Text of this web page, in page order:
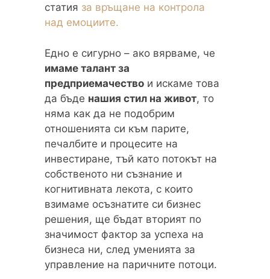
статия за връщане на контрола
над емоциите.
Едно е сигурно – ако вярваме, че
имаме талант за
предприемачество и искаме това
да бъде нашия стил на живот, то
няма как да не подобрим
отношенията си към парите,
печалбите и процесите на
инвестиране, тъй като потокът на
собственото ни съзнание и
когнитивната лекота, с които
взимаме осъзнатите си бизнес
решения, ще бъдат вторият по
значимост фактор за успеха на
бизнеса ни, след уменията за
управление на паричните потоци.